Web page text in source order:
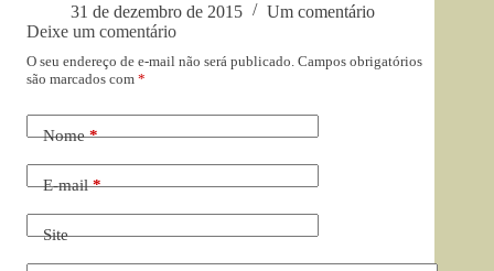
31 de dezembro de 2015
Um comentário
Deixe um comentário
O seu endereço de e-mail não será publicado. Campos obrigatórios
são marcados com *
Nome*
E-mail*
Site